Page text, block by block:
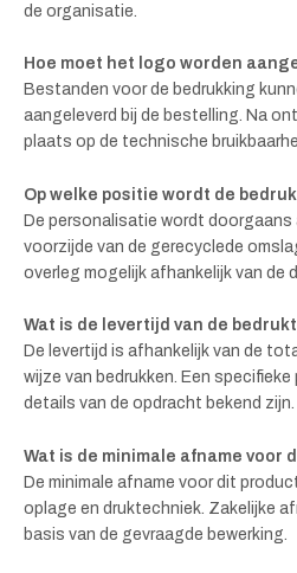
de organisatie.
Hoe moet het logo worden
Bestanden voor de bedrukking
aangeleverd bij de bestelling. Na
plaats op de technische
Op welke positie wordt de
De personalisatie wordt
voorzijde van de gerecyclede
overleg mogelijk afhankelijk van de
Wat is de levertijd van de
De levertijd is afhankelijk van de
wijze van bedrukken. Een
details van de opdracht bekend zijn.
Wat is de minimale afname voor
De minimale afname voor dit
oplage en druktechniek. Zakelijke
basis van de gevraagde bewerking.